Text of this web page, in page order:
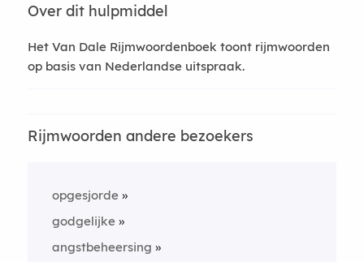
Over dit hulpmiddel
Het Van Dale Rijmwoordenboek toont rijmwoorden
op basis van Nederlandse uitspraak.
Rijmwoorden andere bezoekers
opgesjorde
godgelijke
angstbeheersing